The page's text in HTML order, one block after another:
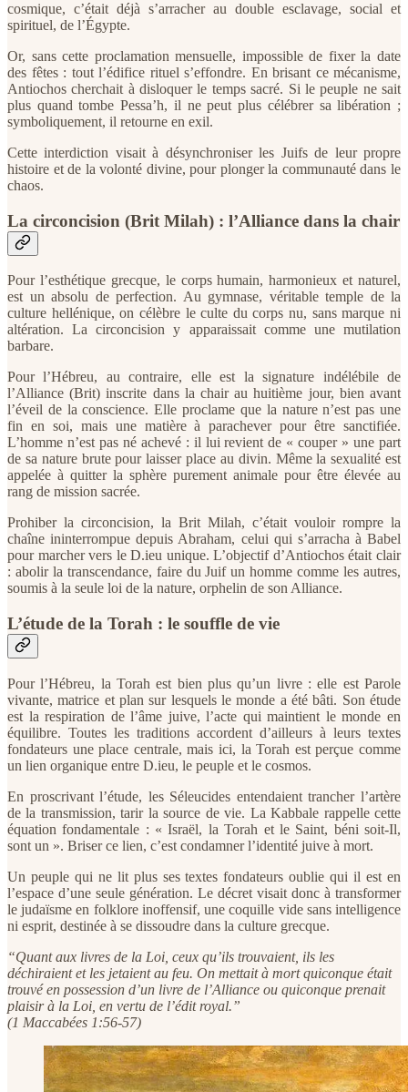
cosmique, c’était déjà s’arracher au double esclavage, social et
spirituel, de l’Égypte.
Or, sans cette proclamation mensuelle, impossible de fixer la date
des fêtes : tout l’édifice rituel s’effondre. En brisant ce mécanisme,
Antiochos cherchait à disloquer le temps sacré. Si le peuple ne sait
plus quand tombe Pessa’h, il ne peut plus célébrer sa libération ;
symboliquement, il retourne en exil.
Cette interdiction visait à désynchroniser les Juifs de leur propre
histoire et de la volonté divine, pour plonger la communauté dans le
chaos.
La circoncision (Brit Milah) : l’Alliance dans la chair
Pour l’esthétique grecque, le corps humain, harmonieux et naturel,
est un absolu de perfection. Au gymnase, véritable temple de la
culture hellénique, on célèbre le culte du corps nu, sans marque ni
altération. La circoncision y apparaissait comme une mutilation
barbare.
Pour l’Hébreu, au contraire, elle est la signature indélébile de
l’Alliance (Brit) inscrite dans la chair au huitième jour, bien avant
l’éveil de la conscience. Elle proclame que la nature n’est pas une
fin en soi, mais une matière à parachever pour être sanctifiée.
L’homme n’est pas né achevé : il lui revient de « couper » une part
de sa nature brute pour laisser place au divin. Même la sexualité est
appelée à quitter la sphère purement animale pour être élevée au
rang de mission sacrée.
Prohiber la circoncision, la Brit Milah, c’était vouloir rompre la
chaîne ininterrompue depuis Abraham, celui qui s’arracha à Babel
pour marcher vers le D.ieu unique. L’objectif d’Antiochos était clair
: abolir la transcendance, faire du Juif un homme comme les autres,
soumis à la seule loi de la nature, orphelin de son Alliance.
L’étude de la Torah : le souffle de vie
Pour l’Hébreu, la Torah est bien plus qu’un livre : elle est Parole
vivante, matrice et plan sur lesquels le monde a été bâti. Son étude
est la respiration de l’âme juive, l’acte qui maintient le monde en
équilibre. Toutes les traditions accordent d’ailleurs à leurs textes
fondateurs une place centrale, mais ici, la Torah est perçue comme
un lien organique entre D.ieu, le peuple et le cosmos.
En proscrivant l’étude, les Séleucides entendaient trancher l’artère
de la transmission, tarir la source de vie. La Kabbale rappelle cette
équation fondamentale : « Israël, la Torah et le Saint, béni soit-Il,
sont un ». Briser ce lien, c’est condamner l’identité juive à mort.
Un peuple qui ne lit plus ses textes fondateurs oublie qui il est en
l’espace d’une seule génération. Le décret visait donc à transformer
le judaïsme en folklore inoffensif, une coquille vide sans intelligence
ni esprit, destinée à se dissoudre dans la culture grecque.
“Quant aux livres de la Loi, ceux qu’ils trouvaient, ils les
déchiraient et les jetaient au feu. On mettait à mort quiconque était
trouvé en possession d’un livre de l’Alliance ou quiconque prenait
plaisir à la Loi, en vertu de l’édit royal.”
(1 Maccabées 1:56-57)